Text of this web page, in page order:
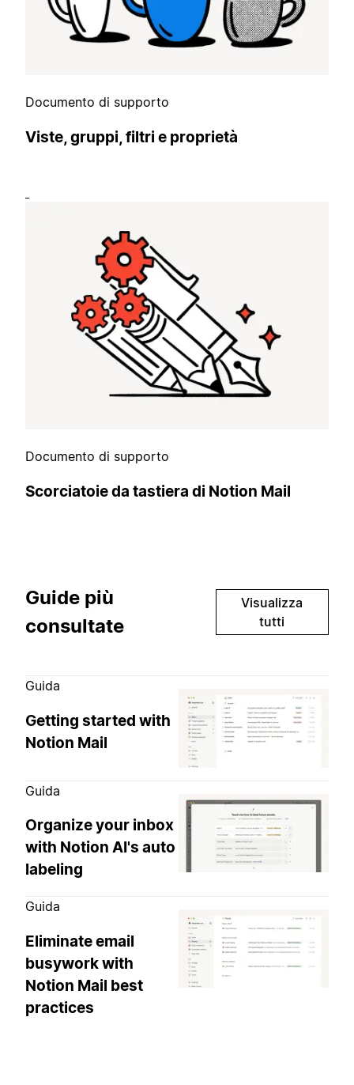
Documento di supporto
Viste, gruppi, filtri e proprietà
Documento di supporto
Scorciatoie da tastiera di Notion Mail
Guide più
consultate
Visualizza
tutti
Guida
Getting started with
Notion Mail
Guida
Organize your inbox
with Notion AI's auto
labeling
Guida
Eliminate email
busywork with
Notion Mail best
practices